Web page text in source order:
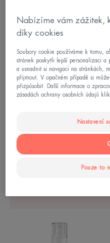
Hyaluron Activ B3
Multi-intenzivní noční krém
4.4
/
5
-
357
příčin stárnutí
HYALURON
Nabízíme vám zážitek,
díky cookies
Soubory cookie používáme k tomu,
stránek poskytli lepší personalizaci a
a usnadnit si navigaci na stránkách,
přijmout. V opačném případě si
přizpůsobit. Další informace o
zásadách ochrany osobních údajů
Nastavení
Pouze to